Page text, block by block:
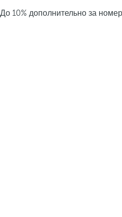
До 10% дополнительно за